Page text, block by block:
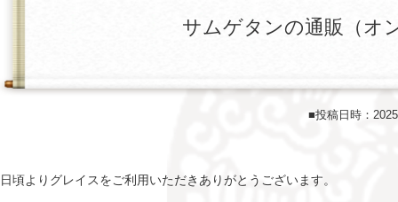
サムゲタンの通販（オ
■投稿日時：
日頃よりグレイスをご利用いただきありがとうございます。